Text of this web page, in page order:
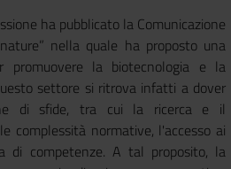
ha pubblicato la Comunicazione
nella quale ha proposto una
promuovere la biotecnologia e la
settore si ritrova infatti a dover
di sfide, tra cui la ricerca e il
complessità normative, l'accesso ai
di competenze. A tal proposito, la